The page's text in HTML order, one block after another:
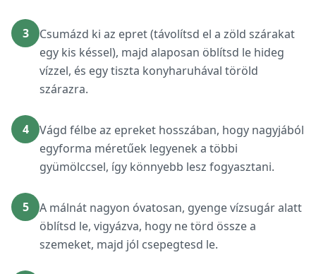
3
Csumázd ki az epret (távolítsd el a zöld szárakat
egy kis késsel), majd alaposan öblítsd le hideg
vízzel, és egy tiszta konyharuhával töröld
szárazra.
4
Vágd félbe az epreket hosszában, hogy nagyjából
egyforma méretűek legyenek a többi
gyümölccsel, így könnyebb lesz fogyasztani.
5
A málnát nagyon óvatosan, gyenge vízsugár alatt
öblítsd le, vigyázva, hogy ne törd össze a
szemeket, majd jól csepegtesd le.